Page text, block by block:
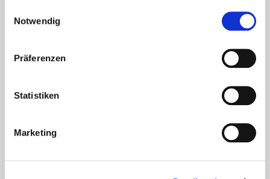
Cookies, wenn Sie unsere Webseite weiterhin nutzen.
Notwendig
Präferenzen
Statistiken
Marketing